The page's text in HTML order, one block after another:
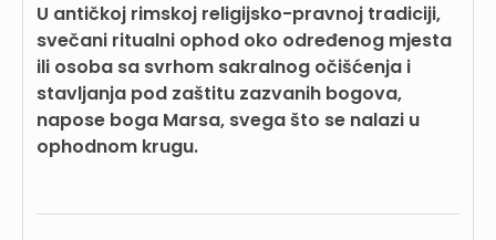
U antičkoj rimskoj religijsko-pravnoj tradiciji,
svečani ritualni ophod oko određenog mjesta
ili osoba sa svrhom sakralnog očišćenja i
stavljanja pod zaštitu zazvanih bogova,
napose boga Marsa, svega što se nalazi u
ophodnom krugu.